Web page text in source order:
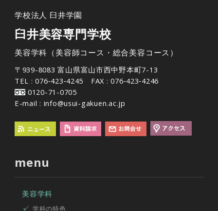
学校法人 臼井学園
臼井美容専門学校
美容学科（美容師コース・総合美容コース）
〒939-8083 富山県富山市西中野本町7-13
TEL : 076‐423‐4245 FAX : 076‐423‐4246
0120-71-0705
E-mail : info@usui-gakuen.ac.jp
menu
美容学科
学科の特色